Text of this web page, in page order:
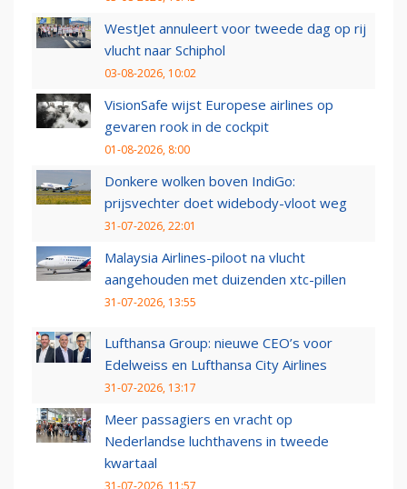
WestJet annuleert voor tweede dag op rij
vlucht naar Schiphol
03-08-2026, 10:02
VisionSafe wijst Europese airlines op
gevaren rook in de cockpit
01-08-2026, 8:00
Donkere wolken boven IndiGo:
prijsvechter doet widebody-vloot weg
31-07-2026, 22:01
Malaysia Airlines-piloot na vlucht
aangehouden met duizenden xtc-pillen
31-07-2026, 13:55
Lufthansa Group: nieuwe CEO’s voor
Edelweiss en Lufthansa City Airlines
31-07-2026, 13:17
Meer passagiers en vracht op
Nederlandse luchthavens in tweede
kwartaal
31-07-2026, 11:57